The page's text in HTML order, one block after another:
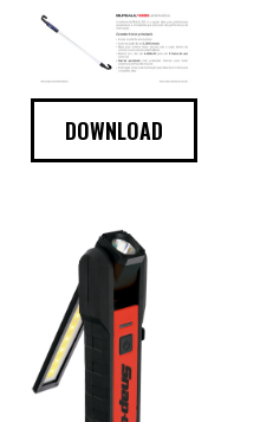
DOWNLOAD